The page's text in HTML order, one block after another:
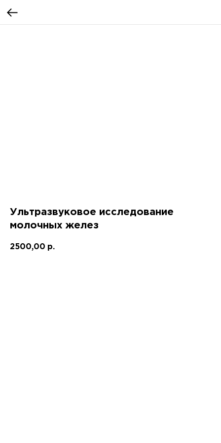
Ультразвуковое исследование
молочных желез
2500,00 р.